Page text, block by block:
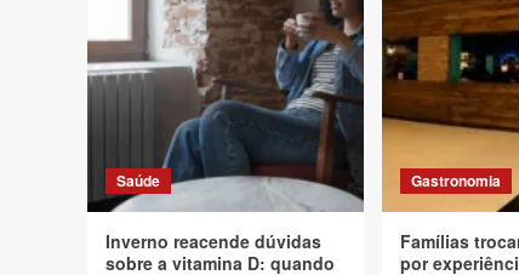
Saúde
Inverno reacende dúvidas
sobre a vitamina D: quando
Gastronomia
Famílias
por